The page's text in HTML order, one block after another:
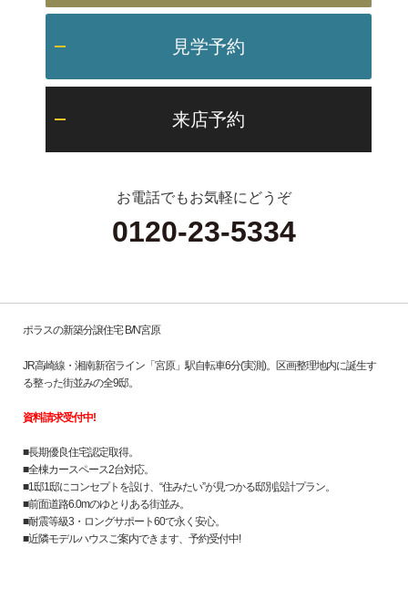
見学予約
来店予約
お電話でもお気軽にどうぞ
0120-23-5334
ポラスの新築分譲住宅 B/N宮原
JR高崎線・湘南新宿ライン「宮原」駅自転車6分(実測)。区画整理地内に誕生す
る整った街並みの全9邸。
資料請求受付中!
■長期優良住宅認定取得。
■全棟カースペース2台対応。
■1邸1邸にコンセプトを設け、“住みたい”が見つかる邸別設計プラン。
■前面道路6.0mのゆとりある街並み。
■耐震等級3・ロングサポート60で永く安心。
■近隣モデルハウスご案内できます、予約受付中!